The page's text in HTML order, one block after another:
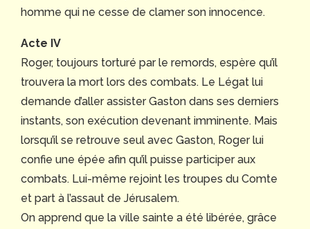
homme qui ne cesse de clamer son innocence.
Acte IV
Roger, toujours torturé par le remords, espère qu’il
trouvera la mort lors des combats. Le Légat lui
demande d’aller assister Gaston dans ses derniers
instants, son exécution devenant imminente. Mais
lorsqu’il se retrouve seul avec Gaston, Roger lui
confie une épée afin qu’il puisse participer aux
combats. Lui-même rejoint les troupes du Comte
et part à l’assaut de Jérusalem.
On apprend que la ville sainte a été libérée, grâce